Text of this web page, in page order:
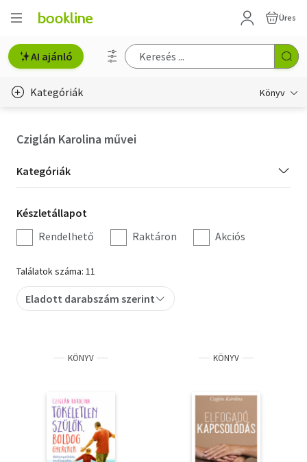
Üres
AI ajánló
Kategóriák Könyv
Hobbi, szabadidő
Irodalom
Művészet
Szakkönyv
Tankönyv, segédkönyv
Természettudomány
Történelem
Cziglán Karolina művei
Kategória
szűrés
Kategóriák
Készletállapot
szűrés
Készletállapot
Rendelhető
Raktáron Akciós
Találatok száma: 11
Eladott darabszám szerint
KÖNYV KÖNYV